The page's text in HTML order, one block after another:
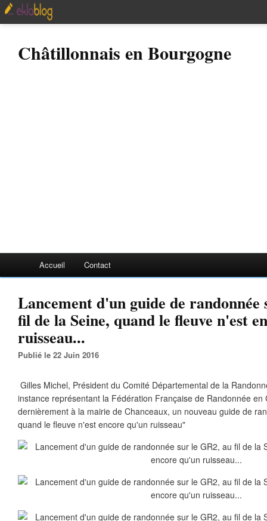
Châtillonnais en Bourgogne
Accueil Contact
Lancement d'un guide de randonnée
fil de la Seine, quand le fleuve n'est
ruisseau...
Publié le 22 Juin 2016
Gilles Michel, Président du Comité Départemental de la
instance représentant la Fédération Française de Randonnée en
dernièrement à la mairie de Chanceaux, un nouveau guide de
quand le fleuve n'est encore qu'un ruisseau"